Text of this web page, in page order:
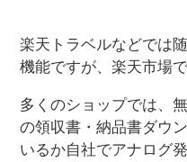
楽天トラベルなどでは
機能ですが、楽天市場
多くのショップでは、
の領収書・納品書ダウ
いるか自社でアナログ